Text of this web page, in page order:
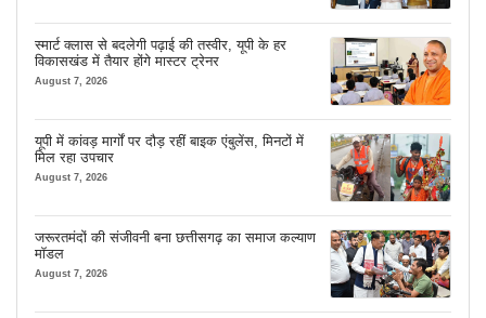
स्मार्ट क्लास से बदलेगी पढ़ाई की तस्वीर, यूपी के हर
विकासखंड में तैयार होंगे मास्टर ट्रेनर
August 7, 2026
यूपी में कांवड़ मार्गों पर दौड़ रहीं बाइक एंबुलेंस, मिनटों में
मिल रहा उपचार
August 7, 2026
जरूरतमंदों की संजीवनी बना छत्तीसगढ़ का समाज कल्याण
मॉडल
August 7, 2026